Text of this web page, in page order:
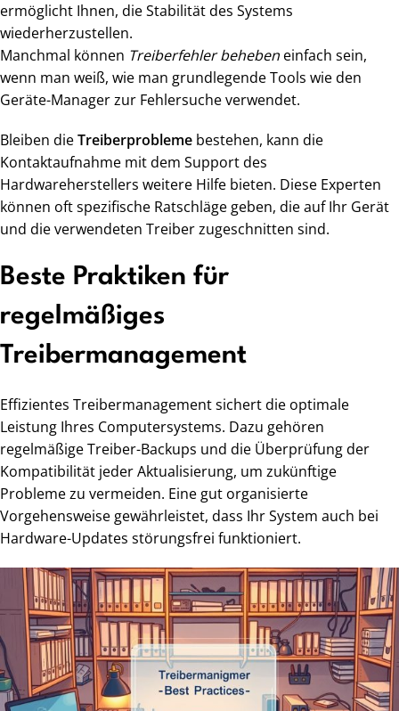
ermöglicht Ihnen, die Stabilität des Systems
wiederherzustellen.
Manchmal können Treiberfehler beheben einfach sein,
wenn man weiß, wie man grundlegende Tools wie den
Geräte-Manager zur Fehlersuche verwendet.
Bleiben dieTreiberprobleme bestehen, kann die
Kontaktaufnahme mit dem Support des
Hardwareherstellers weitere Hilfe bieten. Diese Experten
können oft spezifische Ratschläge geben, die auf Ihr Gerät
und die verwendeten Treiber zugeschnitten sind.
Beste Praktiken für
regelmäßiges
Treibermanagement
Effizientes Treibermanagement sichert die optimale
Leistung Ihres Computersystems. Dazu gehören
regelmäßige Treiber-Backups und die Überprüfung der
Kompatibilität jeder Aktualisierung, um zukünftige
Probleme zu vermeiden. Eine gut organisierte
Vorgehensweise gewährleistet, dass Ihr System auch bei
Hardware-Updates störungsfrei funktioniert.